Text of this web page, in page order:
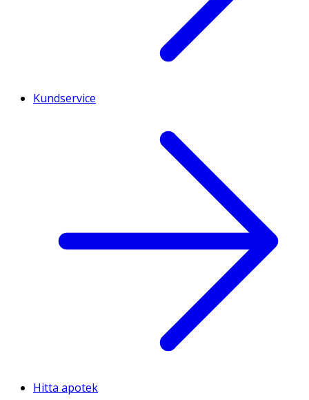
Kundservice
Hitta apotek